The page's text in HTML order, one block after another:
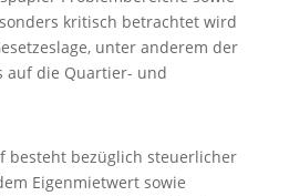
kritisch betrachtet wird
unter anderem der
auf die Quartier- und
besteht bezüglich steuerli­cher
Eigenmietwert sowie